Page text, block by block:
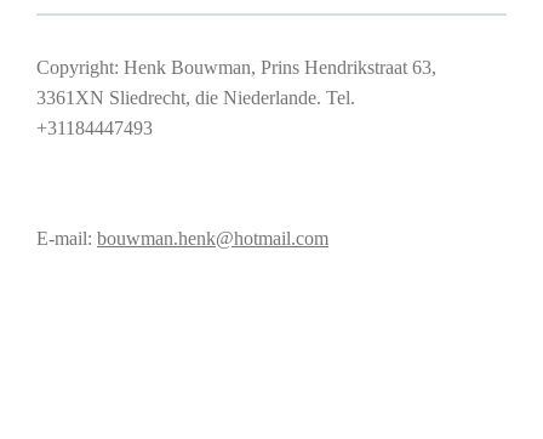
Copyright: Henk Bouwman, Prins Hendrikstraat 63,
3361XN Sliedrecht, die Niederlande. Tel.
+31184447493
E-mail: bouwman.henk@hotmail.com